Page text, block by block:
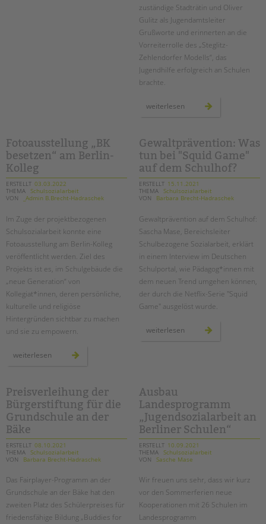
zuständige Stadträtin und Oliver
Gulitz als Jugendamtsleiter
Grußworte und erinnerten an die
Vorreiterrolle des „Steglitz-
Zehlendorfer Modells“, das
Jugendhilfe erfolgreich an Schulen
brachte.
weiterlesen jubiläumsfest
steglitz-
zehlendorf
Fotoausstellung „BK
besetzen“ am Berlin-
Kolleg
ERSTELLT 03.03.2022
THEMA Schulsozialarbeit
VON
_Admin B.Brecht-Hadraschek
Im Zuge der projektbezogenen
Schulsozialarbeit konnte eine
Fotoausstellung am Berlin-Kolleg
veröffentlicht werden. Ziel des
Projekts ist es, im Schulgebäude die
„neue Generation“ von
Kollegiat*innen, deren persönliche,
kulturelle und religiöse
Hintergründen sichtbar zu machen
und sie zu empowern.
weiterlesen fotoausstellung
kolleg
Gewaltprävention: Was
tun bei "Squid Game"
auf dem Schulhof?
ERSTELLT 15.11.2021
THEMA Schulsozialarbeit
VON
Barbara Brecht-Hadraschek
Gewaltprävention auf dem Schulhof:
Sascha Mase, Bereichsleiter
Schulbezogene Sozialarbeit, erklärt
in einem Interview im Deutschen
Schulportal, wie Pädagog*innen mit
dem neuen Trend umgehen können,
der durch die Netflix-Serie "Squid
Game" ausgelöst wurde.
weiterlesen gewaltprävention:
Preisverleihung der
Bürgerstiftung für die
Grundschule an der
Bäke
ERSTELLT 08.10.2021
THEMA Schulsozialarbeit
VON
Barbara Brecht-Hadraschek
Das Fairplayer-Programm an der
Grundschule an der Bäke hat den
zweiten Platz des Schülerpreises für
friedensfähige Bildung „Buddies for
Ausbau
Landesprogramm
„Jugendsozialarbeit an
Berliner Schulen“
ERSTELLT 10.09.2021
THEMA Schulsozialarbeit
VON
Sasche Mase
Wir freuen uns sehr, dass wir kurz
vor den Sommerferien neue
Kooperationen mit 26 Schulen im
Landesprogramm